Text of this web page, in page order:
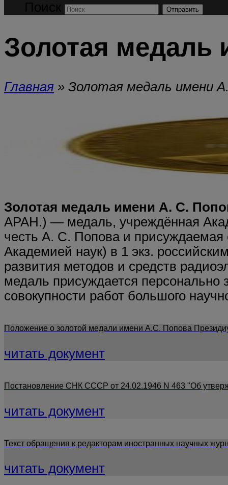
Отправить
Золотая
Главная » Золотая медаль имени
Золотая медаль имени А. С.
АРАН.) — медаль, учреждённая
честь А. С. Попова и присуждаемая
Академией наук) в 1 экз.
развития методов и средств
медаль присуждается
совокупности работ большого
Положение о золотой медали имени А.С. Попова
читать документ
Постановление СНК СССР от 24.02.1946 N 463 "Об
читать документ
Текст обращения к редакторам иностранных научных
читать документ